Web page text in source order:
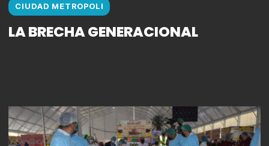
CIUDAD METROPOLI
LA BRECHA GENERACIONAL